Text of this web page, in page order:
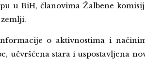
u BiH, članovima Žalbene
o aktivnostima i
učvršćena stara i uspostavljena